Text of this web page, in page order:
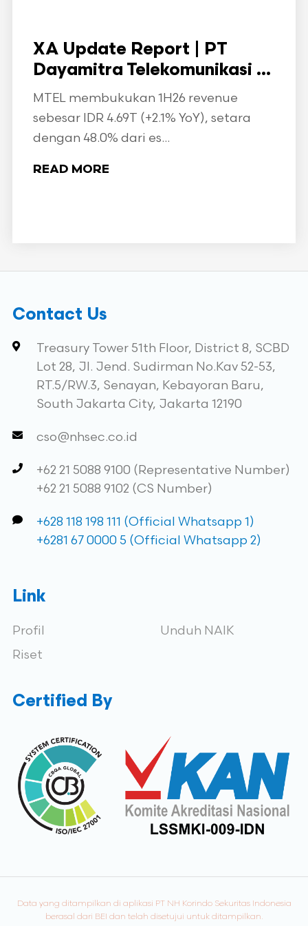
XA Update Report | PT
Dayamitra Telekomunikasi ...
MTEL membukukan 1H26 revenue
sebesar IDR 4.69T (+2.1% YoY), setara
dengan 48.0% dari es...
READ MORE
Contact Us
Treasury Tower 51th Floor, District 8, SCBD
Lot 28, Jl. Jend. Sudirman No.Kav 52-53,
RT.5/RW.3, Senayan, Kebayoran Baru,
South Jakarta City, Jakarta 12190
cso@nhsec.co.id
+62 21 5088 9100 (Representative Number)
+62 21 5088 9102 (CS Number)
+628 118 198 111 (Official Whatsapp 1)
+6281 67 0000 5 (Official Whatsapp 2)
Link
Profil
Riset
Unduh NAIK
Certified By
Data yang ditampilkan di aplikasi PT NH Korindo Sekuritas Indonesia
berasal dari BEI dan telah disetujui untuk ditampilkan.